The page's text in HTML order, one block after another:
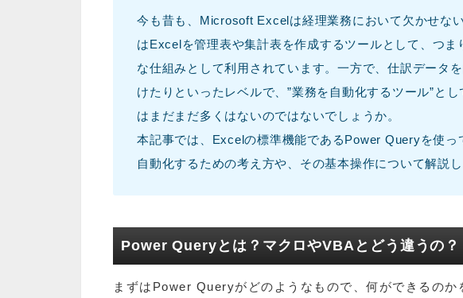
今も昔も、Microsoft Excelは経理業務において欠かせな
はExcelを管理表や集計表を作成するツールとして、つ
な仕組みとして利用されています。一方で、仕訳データ
けたりといったレベルで、”業務を自動化するツール”と
はまだまだ多くはないのではないでしょうか。
本記事では、Excelの標準機能であるPower Queryを使っ
自動化するための考え方や、その基本操作について解説し
Power Queryとは？マクロやVBAとどう違うの？
まずはPower Queryがどのようなもので、何ができるのか